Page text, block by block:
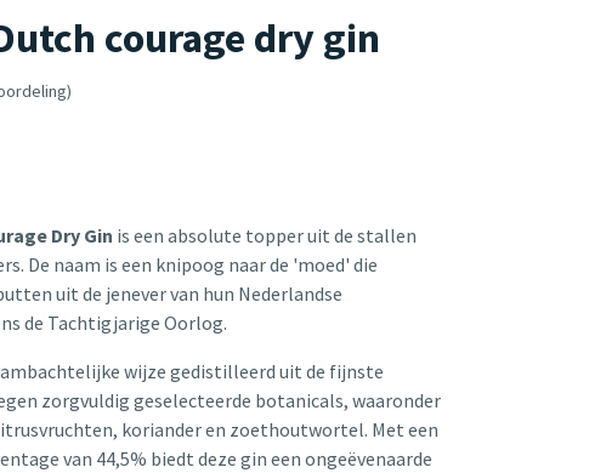
courage dry gin
Dry Gin is een absolute topper uit de stallen
De naam is een knipoog naar de 'moed' die
uit de jenever van hun Nederlandse
de Tachtigjarige Oorlog.
wijze gedistilleerd uit de fijnste
zorgvuldig geselecteerde botanicals, waaronder
koriander en zoethoutwortel. Met een
van 44,5% biedt deze gin een ongeëvenaarde